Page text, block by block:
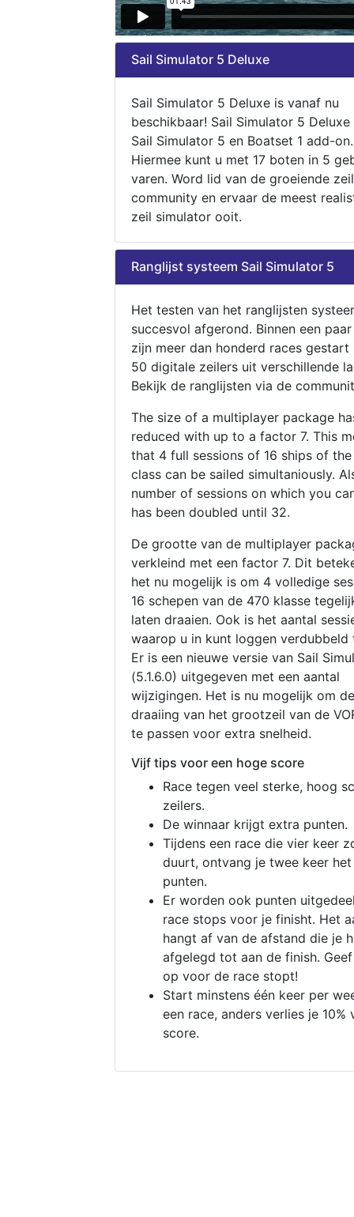
Sail Simulator 5 Deluxe
Sail Simulator 5 Deluxe is vanaf nu
beschikbaar! Sail Simulator 5
Sail Simulator 5 en Boatset 1 add-on.
Hiermee kunt u met 17 boten in 5
varen. Word lid van de groeiende zeil
community en ervaar de meest
zeil simulator ooit.
Ranglijst systeem Sail Simulator 5
Het testen van het ranglijsten
succesvol afgerond. Binnen een
zijn meer dan honderd races gestart
50 digitale zeilers uit verschillende
Bekijk de ranglijsten via de
The size of a multiplayer package
reduced with up to a factor 7. This
that 4 full sessions of 16 ships of
class can be sailed simultaniously.
number of sessions on which you
has been doubled until 32.
De grootte van de multiplayer
verkleind met een factor 7. Dit
het nu mogelijk is om 4 volledige
16 schepen van de 470 klasse
laten draaien. Ook is het aantal
waarop u in kunt loggen verdubbeld
Er is een nieuwe versie van Sail
(5.1.6.0) uitgegeven met een aantal
wijzigingen. Het is nu mogelijk om de
draaiing van het grootzeil van de
te passen voor extra snelheid.
Vijf tips voor een hoge score
Race tegen veel sterke, hoog
zeilers.
De winnaar krijgt extra punten.
Tijdens een race die vier keer
duurt, ontvang je twee keer
punten.
Er worden ook punten
race stops voor je finisht. Het
hangt af van de afstand die je
afgelegd tot aan de finish.
op voor de race stopt!
Start minstens één keer per
een race, anders verlies je 10%
score.